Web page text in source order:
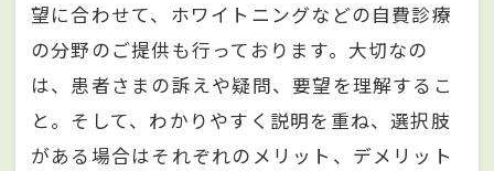
望に合わせて、ホワイトニングなどの自費診療
の分野のご提供も行っております。大切なの
は、患者さまの訴えや疑問、要望を理解するこ
と。そして、わかりやすく説明を重ね、選択肢
がある場合はそれぞれのメリット、デメリット